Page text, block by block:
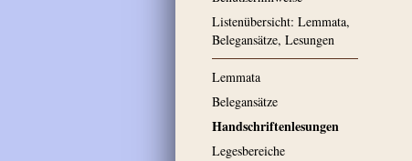
Listenübersicht: Lemmata,
Belegansätze, Lesungen
Lemmata
Belegansätze
Handschriftenlesungen
Legesbereiche